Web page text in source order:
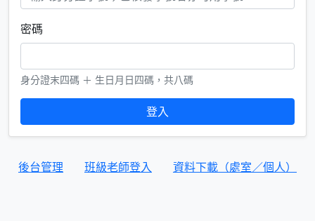
密碼
身分證末四碼 ＋ 生日月日四碼，共八碼
登入
後台管理 班級老師登入 資料下載（處室／個人）